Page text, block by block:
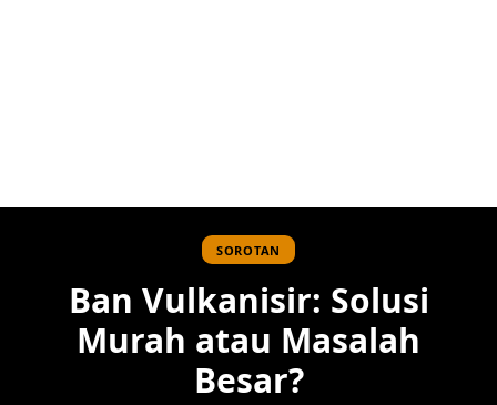
SOROTAN
Ban Vulkanisir: Solusi
Murah atau Masalah
Besar?